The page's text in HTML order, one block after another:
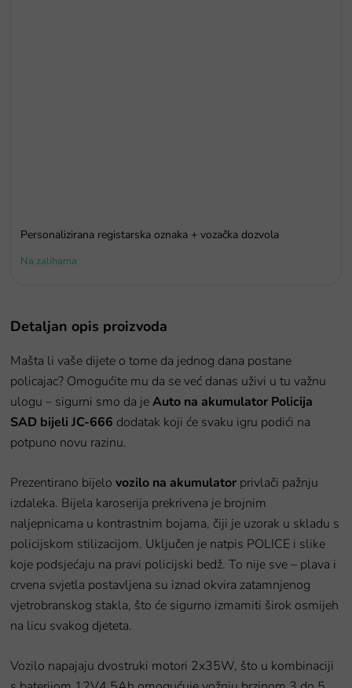
Personalizirana registarska oznaka + vozačka dozvola
Na zalihama
Detaljan opis proizvoda
Mašta li vaše dijete o tome da jednog dana postane
policajac? Omogućite mu da se već danas uživi u tu važnu
ulogu – sigurni smo da jeAuto na akumulator Policija
SAD bijeli JC-666 dodatak koji će svaku igru podići na
potpuno novu razinu.
Prezentirano bijelo vozilo na akumulator privlači pažnju
izdaleka. Bijela karoserija prekrivena je brojnim
naljepnicama u kontrastnim bojama, čiji je uzorak u skladu s
policijskom stilizacijom. Uključen je natpis POLICE i slike
koje podsjećaju na pravi policijski bedž. To nije sve – plava i
crvena svjetla postavljena su iznad okvira zatamnjenog
vjetrobranskog stakla, što će sigurno izmamiti širok osmijeh
na licu svakog djeteta.
Vozilo napajaju dvostruki motori 2x35W, što u kombinaciji